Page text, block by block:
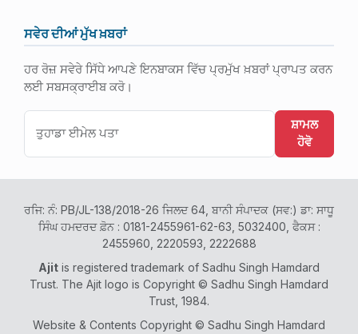
ਸਵੇਰ ਦੀਆਂ ਮੁੱਖ ਖ਼ਬਰਾਂ
ਹਰ ਰੋਜ਼ ਸਵੇਰੇ ਸਿੱਧੇ ਆਪਣੇ ਇਨਬਾਕਸ ਵਿੱਚ ਪ੍ਰਮੁੱਖ ਖ਼ਬਰਾਂ ਪ੍ਰਾਪਤ ਕਰਨ
ਲਈ ਸਬਸਕ੍ਰਾਈਬ ਕਰੋ।
ਸ਼ਾਮਲ
ਹੋਵੋ
ਰਜਿ: ਨੰ: PB/JL-138/2018-26 ਜਿਲਦ 64, ਬਾਨੀ ਸੰਪਾਦਕ (ਸਵ:) ਡਾ: ਸਾਧੂ
ਸਿੰਘ ਹਮਦਰਦ ਫ਼ੋਨ : 0181-2455961-62-63, 5032400, ਫੈਕਸ :
2455960, 2220593, 2222688
Ajit is registered trademark of Sadhu Singh Hamdard
Trust. The Ajit logo is Copyright © Sadhu Singh Hamdard
Trust, 1984.
Website & Contents Copyright © Sadhu Singh Hamdard